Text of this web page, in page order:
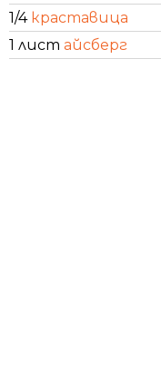
1/4 краставица
1 лист айсберг